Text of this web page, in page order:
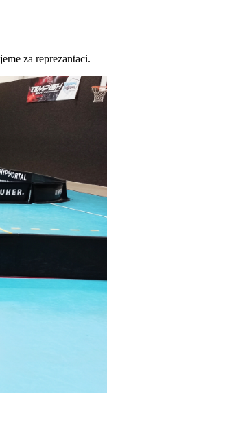
za reprezantaci.